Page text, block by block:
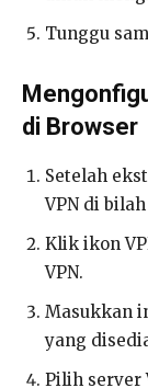
Tunggu
di Browser
Setelah
VPN di
Klik ikon
VPN.
Masukkan
yang
Pilih server